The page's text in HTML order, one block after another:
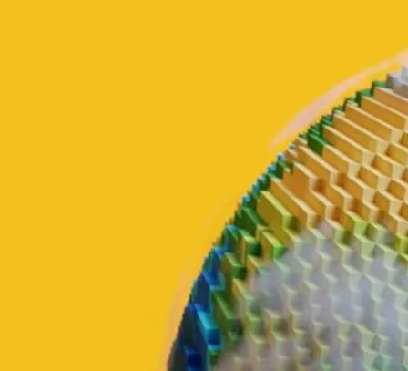
aumentar a
das suas assinaturas digitais. Se você procura uma
maneira eficiente e segura de autenticar documentos, continue com a
gente! Vamos explicar como essa tecnologia funciona, suas
vantagens e como ela pode garantir que apenas as pessoas certas
tenham acesso para assinar documentos importantes.